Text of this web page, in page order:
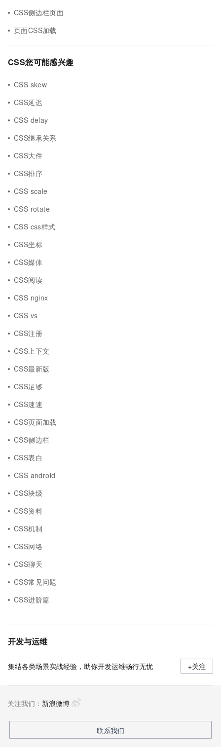
CSS侧边栏页面
页面CSS加载
CSS您可能感兴趣
CSS skew
CSS延迟
CSS delay
CSS继承关系
CSS大件
CSS排序
CSS scale
CSS rotate
CSS css样式
CSS坐标
CSS媒体
CSS阅读
CSS nginx
CSS vs
CSS注册
CSS上下文
CSS最新版
CSS足够
CSS速速
CSS页面加载
CSS侧边栏
CSS表白
CSS android
CSS块级
CSS资料
CSS机制
CSS网络
CSS聊天
CSS常见问题
CSS进阶篇
开发与运维
集结各类场景实战经验，助你开发运维畅行无忧 +关注
关注我们： 新浪微博
联系我们